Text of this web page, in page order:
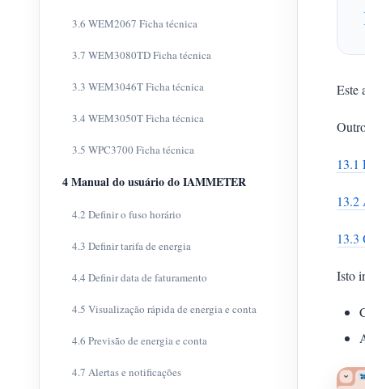
3.6 WEM2067 Ficha técnica
3.7 WEM3080TD Ficha técnica
3.3 WEM3046T Ficha técnica
3.4 WEM3050T Ficha técnica
3.5 WPC3700 Ficha técnica
4 Manual do usuário do IAMMETER
4.2 Definir o fuso horário
4.3 Definir tarifa de energia
4.4 Definir data de faturamento
4.5 Visualização rápida de energia e conta
4.6 Previsão de energia e conta
4.7 Alertas e notificações
Este
13.1
13.2
13.3
Isto